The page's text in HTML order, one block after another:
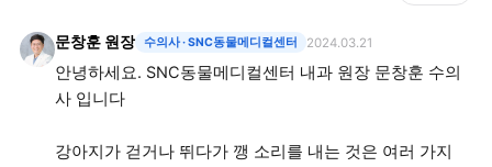
문창훈 원장 수의사· SNC동물메디컬센터 2024.03.21
안녕하세요. SNC동물메디컬센터 내과 원장 문창훈 수의
사 입니다
강아지가 걷거나 뛰다가 깽 소리를 내는 것은 여러 가지